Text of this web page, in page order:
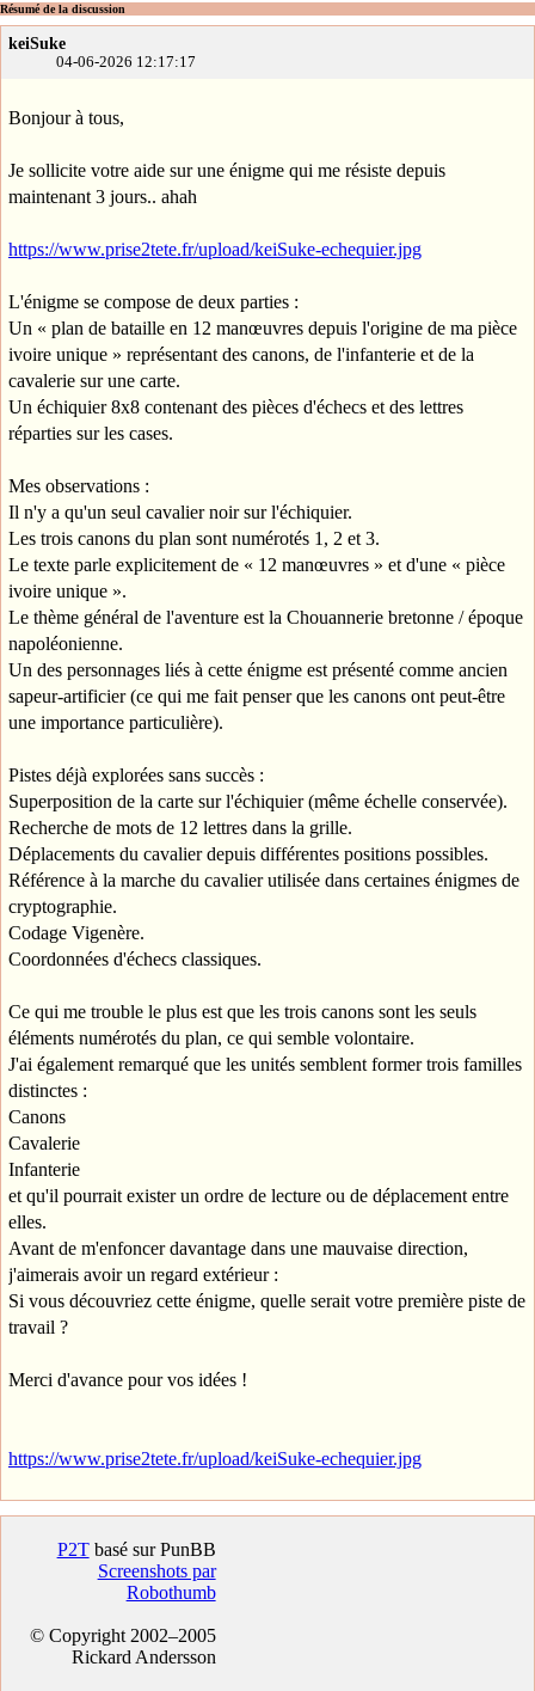
Résumé de la discussion
keiSuke
04-06-2026 12:17:17
Bonjour à tous,
Je sollicite votre aide sur une énigme qui me résiste depuis
maintenant 3 jours.. ahah
https://www.prise2tete.fr/upload/keiSuke-echequier.jpg
L'énigme se compose de deux parties :
Un « plan de bataille en 12 manœuvres depuis l'origine de ma pièce
ivoire unique » représentant des canons, de l'infanterie et de la
cavalerie sur une carte.
Un échiquier 8x8 contenant des pièces d'échecs et des lettres
réparties sur les cases.
Mes observations :
Il n'y a qu'un seul cavalier noir sur l'échiquier.
Les trois canons du plan sont numérotés 1, 2 et 3.
Le texte parle explicitement de « 12 manœuvres » et d'une « pièce
ivoire unique ».
Le thème général de l'aventure est la Chouannerie bretonne / époque
napoléonienne.
Un des personnages liés à cette énigme est présenté comme ancien
sapeur-artificier (ce qui me fait penser que les canons ont peut-être
une importance particulière).
Pistes déjà explorées sans succès :
Superposition de la carte sur l'échiquier (même échelle conservée).
Recherche de mots de 12 lettres dans la grille.
Déplacements du cavalier depuis différentes positions possibles.
Référence à la marche du cavalier utilisée dans certaines énigmes de
cryptographie.
Codage Vigenère.
Coordonnées d'échecs classiques.
Ce qui me trouble le plus est que les trois canons sont les seuls
éléments numérotés du plan, ce qui semble volontaire.
J'ai également remarqué que les unités semblent former trois familles
distinctes :
Canons
Cavalerie
Infanterie
et qu'il pourrait exister un ordre de lecture ou de déplacement entre
elles.
Avant de m'enfoncer davantage dans une mauvaise direction,
j'aimerais avoir un regard extérieur :
Si vous découvriez cette énigme, quelle serait votre première piste de
travail ?
Merci d'avance pour vos idées !
https://www.prise2tete.fr/upload/keiSuke-echequier.jpg
P2Tbasé sur PunBB
Screenshots par
Robothumb
© Copyright 2002–2005
Rickard Andersson